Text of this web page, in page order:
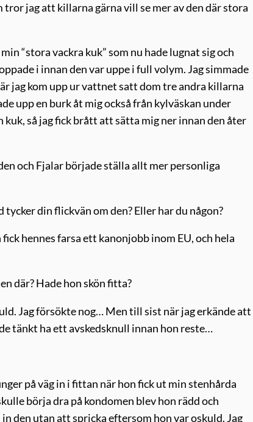
tror jag att killarna gärna vill se mer av den där stora
“stora vackra kuk” som nu hade lugnat sig och
i innan den var uppe i full volym. Jag simmade
jag kom upp ur vattnet satt dom tre andra killarna
upp en burk åt mig också från kylväskan under
så jag fick brått att sätta mig ner innan den åter
och Fjalar började ställa allt mer personliga
din flickvän om den? Eller har du någon?
hennes farsa ett kanonjobb inom EU, och hela
där? Hade hon skön fitta?
Jag försökte nog… Men till sist när jag erkände att
tänkt ha ett avskedsknull innan hon reste…
på väg in i fittan när hon fick ut min stenhårda
börja dra på kondomen blev hon rädd och
den utan att spricka eftersom hon var oskuld. Jag